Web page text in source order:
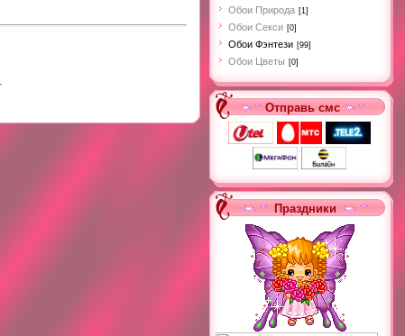
Обои Природа [1]
Обои Секси [0]
Обои Фэнтези [99]
Обои Цветы [0]
Отправь смс
Праздники